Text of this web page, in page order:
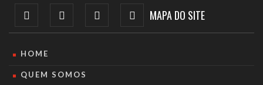
MAPA DO SITE
HOME
QUEM SOMOS